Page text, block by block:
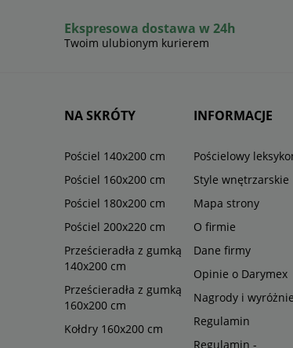
Ekspresowa dostawa w 24h
Twoim ulubionym kurierem
NA SKRÓTY
Pościel 140x200 cm
Pościel 160x200 cm
Pościel 180x200 cm
Pościel 200x220 cm
Prześcieradła z gumką
140x200 cm
Prześcieradła z gumką
160x200 cm
Kołdry 160x200 cm
INFORMACJE
Pościelowy
Style wnętrzarskie
Mapa strony
O firmie
Dane firmy
Opinie o Darymex
Nagrody i
Regulamin
Regulamin -